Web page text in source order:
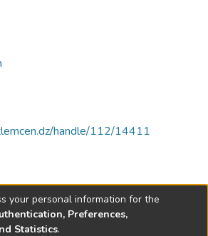
handle/112/14411
your personal information for the
Preferences,
Statistics.